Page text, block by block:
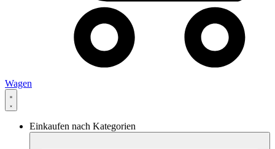
Wagen
Einkaufen nach Kategorien